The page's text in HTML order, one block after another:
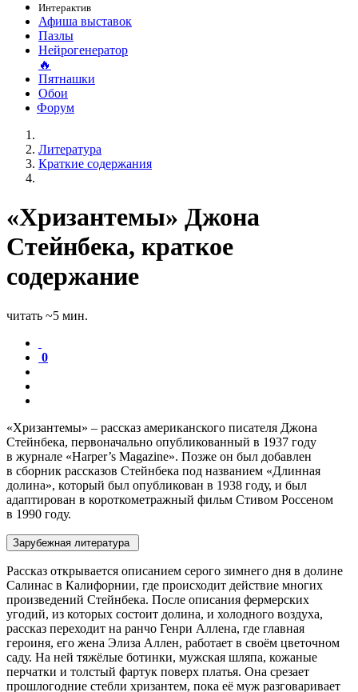
Интерактив
Афиша выставок
Пазлы
Нейрогенератор
🔥
Пятнашки
Обои
Форум
Литература
Краткие содержания
«Хризантемы» Джона
Стейнбека, краткое
содержание
читать ~5 мин.
0
«Хризантемы» – рассказ американского писателя Джона
Стейнбека, первоначально опубликованный в 1937 году
в журнале «Harper’s Magazine». Позже он был добавлен
в сборник рассказов Стейнбека под названием «Длинная
долина», который был опубликован в 1938 году, и был
адаптирован в короткометражный фильм Стивом Россеном
в 1990 году.
Зарубежная литература
Рассказ открывается описанием серого зимнего дня в долине
Салинас в Калифорнии, где происходит действие многих
произведений Стейнбека. После описания фермерских
угодий, из которых состоит долина, и холодного воздуха,
рассказ переходит на ранчо Генри Аллена, где главная
героиня, его жена Элиза Аллен, работает в своём цветочном
саду. На ней тяжёлые ботинки, мужская шляпа, кожаные
перчатки и толстый фартук поверх платья. Она срезает
прошлогодние стебли хризантем, пока её муж разговаривает